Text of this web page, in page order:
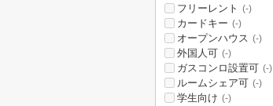
フリーレント (-)
カードキー (-)
オープンハウス (-)
外国人可 (-)
ガスコンロ設置可 (-)
ルームシェア可 (-)
学生向け (-)